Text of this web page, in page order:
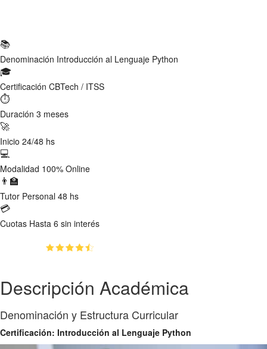
📚
Denominación Introducción al Lenguaje Python
🎓
Certificación CBTech / ITSS
⏱
Duración 3 meses
🚀
Inicio 24/48 hs
💻
Modalidad 100% Online
👨‍🏫
Tutor Personal 48 hs
💳
Cuotas Hasta 6 sin interés
Descripción Académica
Denominación y Estructura Curricular
Certificación: Introducción al Lenguaje Python